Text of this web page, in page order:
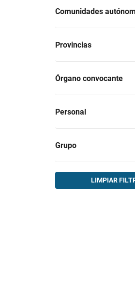
Oposiciones
Biblioteca de
Locales (1)
Técnico de
Comunidades
Provincias
Órgano convocante
Personal
Grupo
LIMPIAR